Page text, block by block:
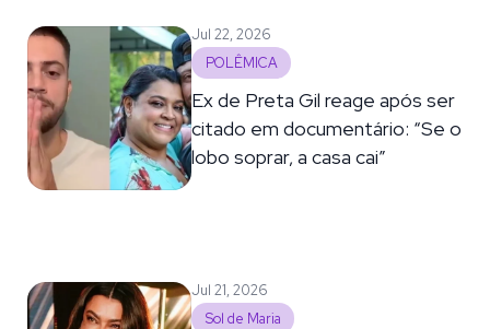
Jul 22, 2026
POLÊMICA
Ex de Preta Gil reage após ser
citado em documentário: “Se o
lobo soprar, a casa cai”
Jul 21, 2026
Sol de Maria